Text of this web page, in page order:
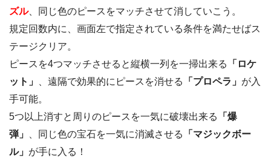
ズル、同じ色のピースをマッチさせて消していこう。
規定回数内に、画面左で指定されている条件を満たせばス
テージクリア。
ピースを4つマッチさせると縦横一列を一掃出来る
「ロケ
ット」
、遠隔で効果的にピースを消せる 「プロペラ」 が入
手可能。
5つ以上消すと周りのピースを一気に破壊出来る
「爆
弾」
、同じ色の宝石を一気に消滅させる
「マジックボー
ル」 が手に入る！